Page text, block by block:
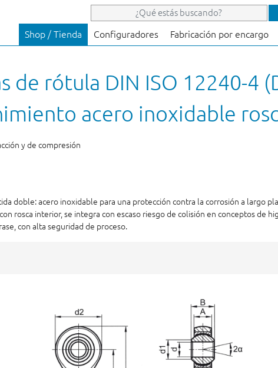
Shop / Tienda Configuradores Fabricación por encargo
de rótula DIN ISO 12240-4
acero inoxidable
y de compresión
doble: acero inoxidable para una protección contra la corrosión a largo
rosca interior, se integra con escaso riesgo de colisión en conceptos de
con alta seguridad de proceso.